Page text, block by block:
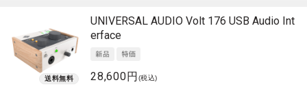
UNIVERSAL AUDIO Volt 176 USB Audio Int
erface
28,600円 (税込)